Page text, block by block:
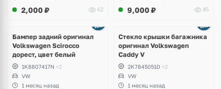
2,000 ₽ 62 9,000 ₽ 85
Бампер задний оригинал
Volkswagen Scirocco
дорест, цвет белый
1K8807417N +2
VW
1 месяц назад
Стекло крышки багажника
оригинал Volkswagen
Caddy V
2K7845051D +2
VW
1 месяц назад